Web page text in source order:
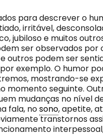
para descrever o
irritável,
jubiloso e muitos
ser observados por
outros podem ser
exemplo. O humor
mostrando-se
momento seguinte.
mudanças no nível
fala, nosono, apetite,
transtornos